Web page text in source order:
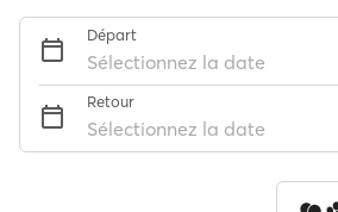
Départ
Sélectionnez la date
Retour
Sélectionnez la date